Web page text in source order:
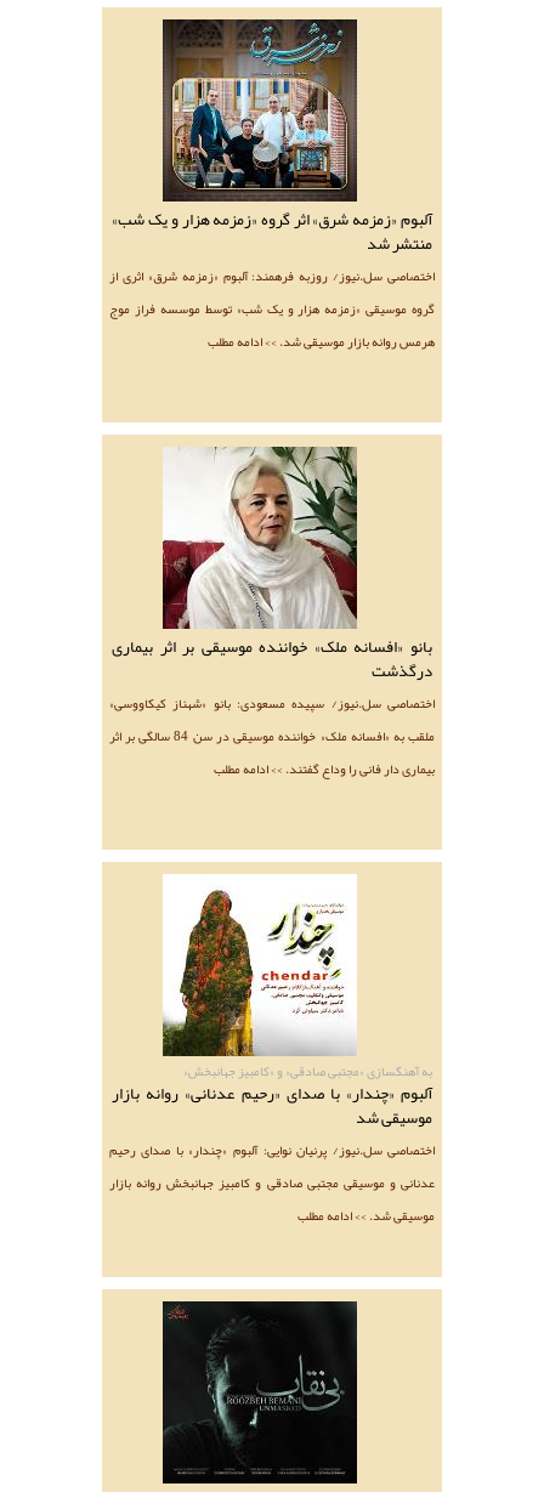
آلبوم «زمزمه شرق» اثر گروه «زمزمه هزار و یک شب»
منتشر شد
اختصاصی سل.نیوز/ روزبه فرهمند: آلبوم «زمزمه شرق» اثری از
گروه موسیقی «زمزمه هزار و یک شب» توسط موسسه فراز موج
هرمس روانه بازار موسیقی شد. >> ادامه مطلب
بانو «افسانه ملک» خواننده موسیقی بر اثر بیماری
درگذشت
اختصاصی سل.نیوز/ سپیده مسعودی: بانو «شهناز کیکاووسی»
ملقب به «افسانه ملک» خواننده موسیقی در سن 84 سالگی بر اثر
بیماری دار فانی را وداع گفتند. >> ادامه مطلب
به آهنگسازی «مجتبی صادقی» و «کامبیز جهانبخش»
آلبوم «چندار» با صدای «رحیم عدنانی» روانه بازار
موسیقی شد
اختصاصی سل.نیوز/ پرنیان نوایی: آلبوم «چندار» با صدای رحیم
عدنانی و موسیقی مجتبی صادقی و کامبیز جهانبخش روانه بازار
موسیقی شد. >> ادامه مطلب